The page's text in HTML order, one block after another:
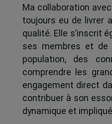
Ma collaboration
toujours eu de livrer
qualité. Elle s’inscrit
ses membres et de
population, des
comprendre les
engagement direct
contribuer à son
dynamique et